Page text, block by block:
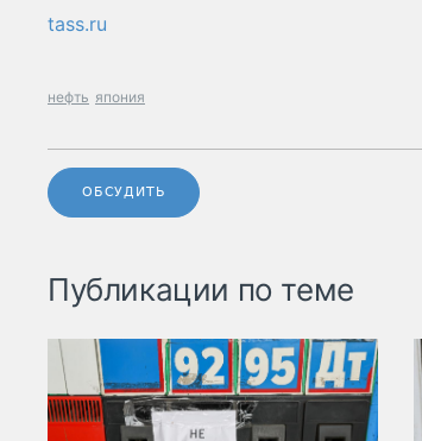
tass.ru
нефть япония
ОБСУДИТЬ
Публикации по теме